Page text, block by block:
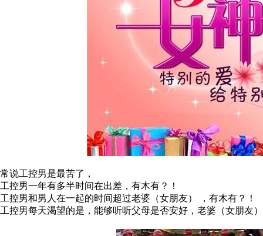
常说工控男是最苦了，
工控男一年有多半时间在出差，有木有？！
工控男和男人在一起的时间超过老婆（女朋友） ，有木有？！
工控男每天渴望的是，能够听听父母是否安好，老婆（女朋